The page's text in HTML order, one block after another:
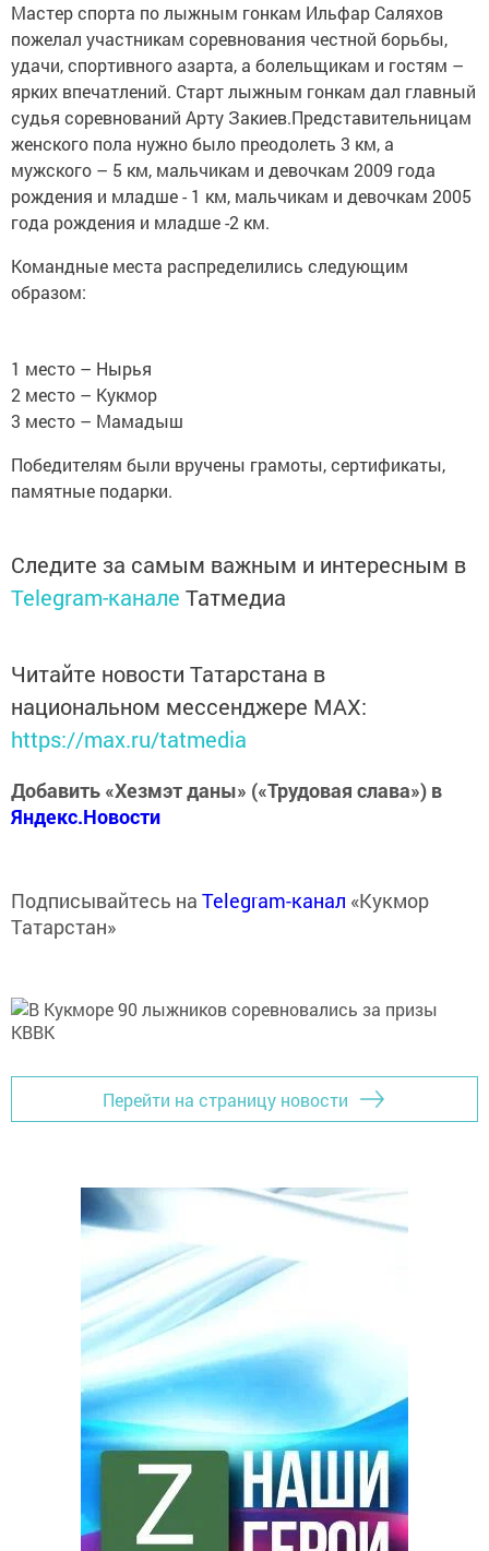
Мастер спорта по лыжным гонкам Ильфар Саляхов
пожелал участникам соревнования честной борьбы,
удачи, спортивного азарта, а болельщикам и гостям –
ярких впечатлений. Старт лыжным гонкам дал главный
судья соревнований Арту Закиев.Представительницам
женского пола нужно было преодолеть 3 км, а
мужского – 5 км, мальчикам и девочкам 2009 года
рождения и младше - 1 км, мальчикам и девочкам 2005
года рождения и младше -2 км.
Командные места распределились следующим
образом:
1 место – Нырья
2 место – Кукмор
3 место – Мамадыш
Победителям были вручены грамоты, сертификаты,
памятные подарки.
Следите за самым важным и интересным в
Telegram-канале Татмедиа
Читайте новости Татарстана в
национальном мессенджере MАХ:
https://max.ru/tatmedia
Добавить «Хезмэт даны» («Трудовая слава») в
Яндекс.Новости
Подписывайтесь на Telegram-канал «Кукмор
Татарстан»
Перейти на страницу новости